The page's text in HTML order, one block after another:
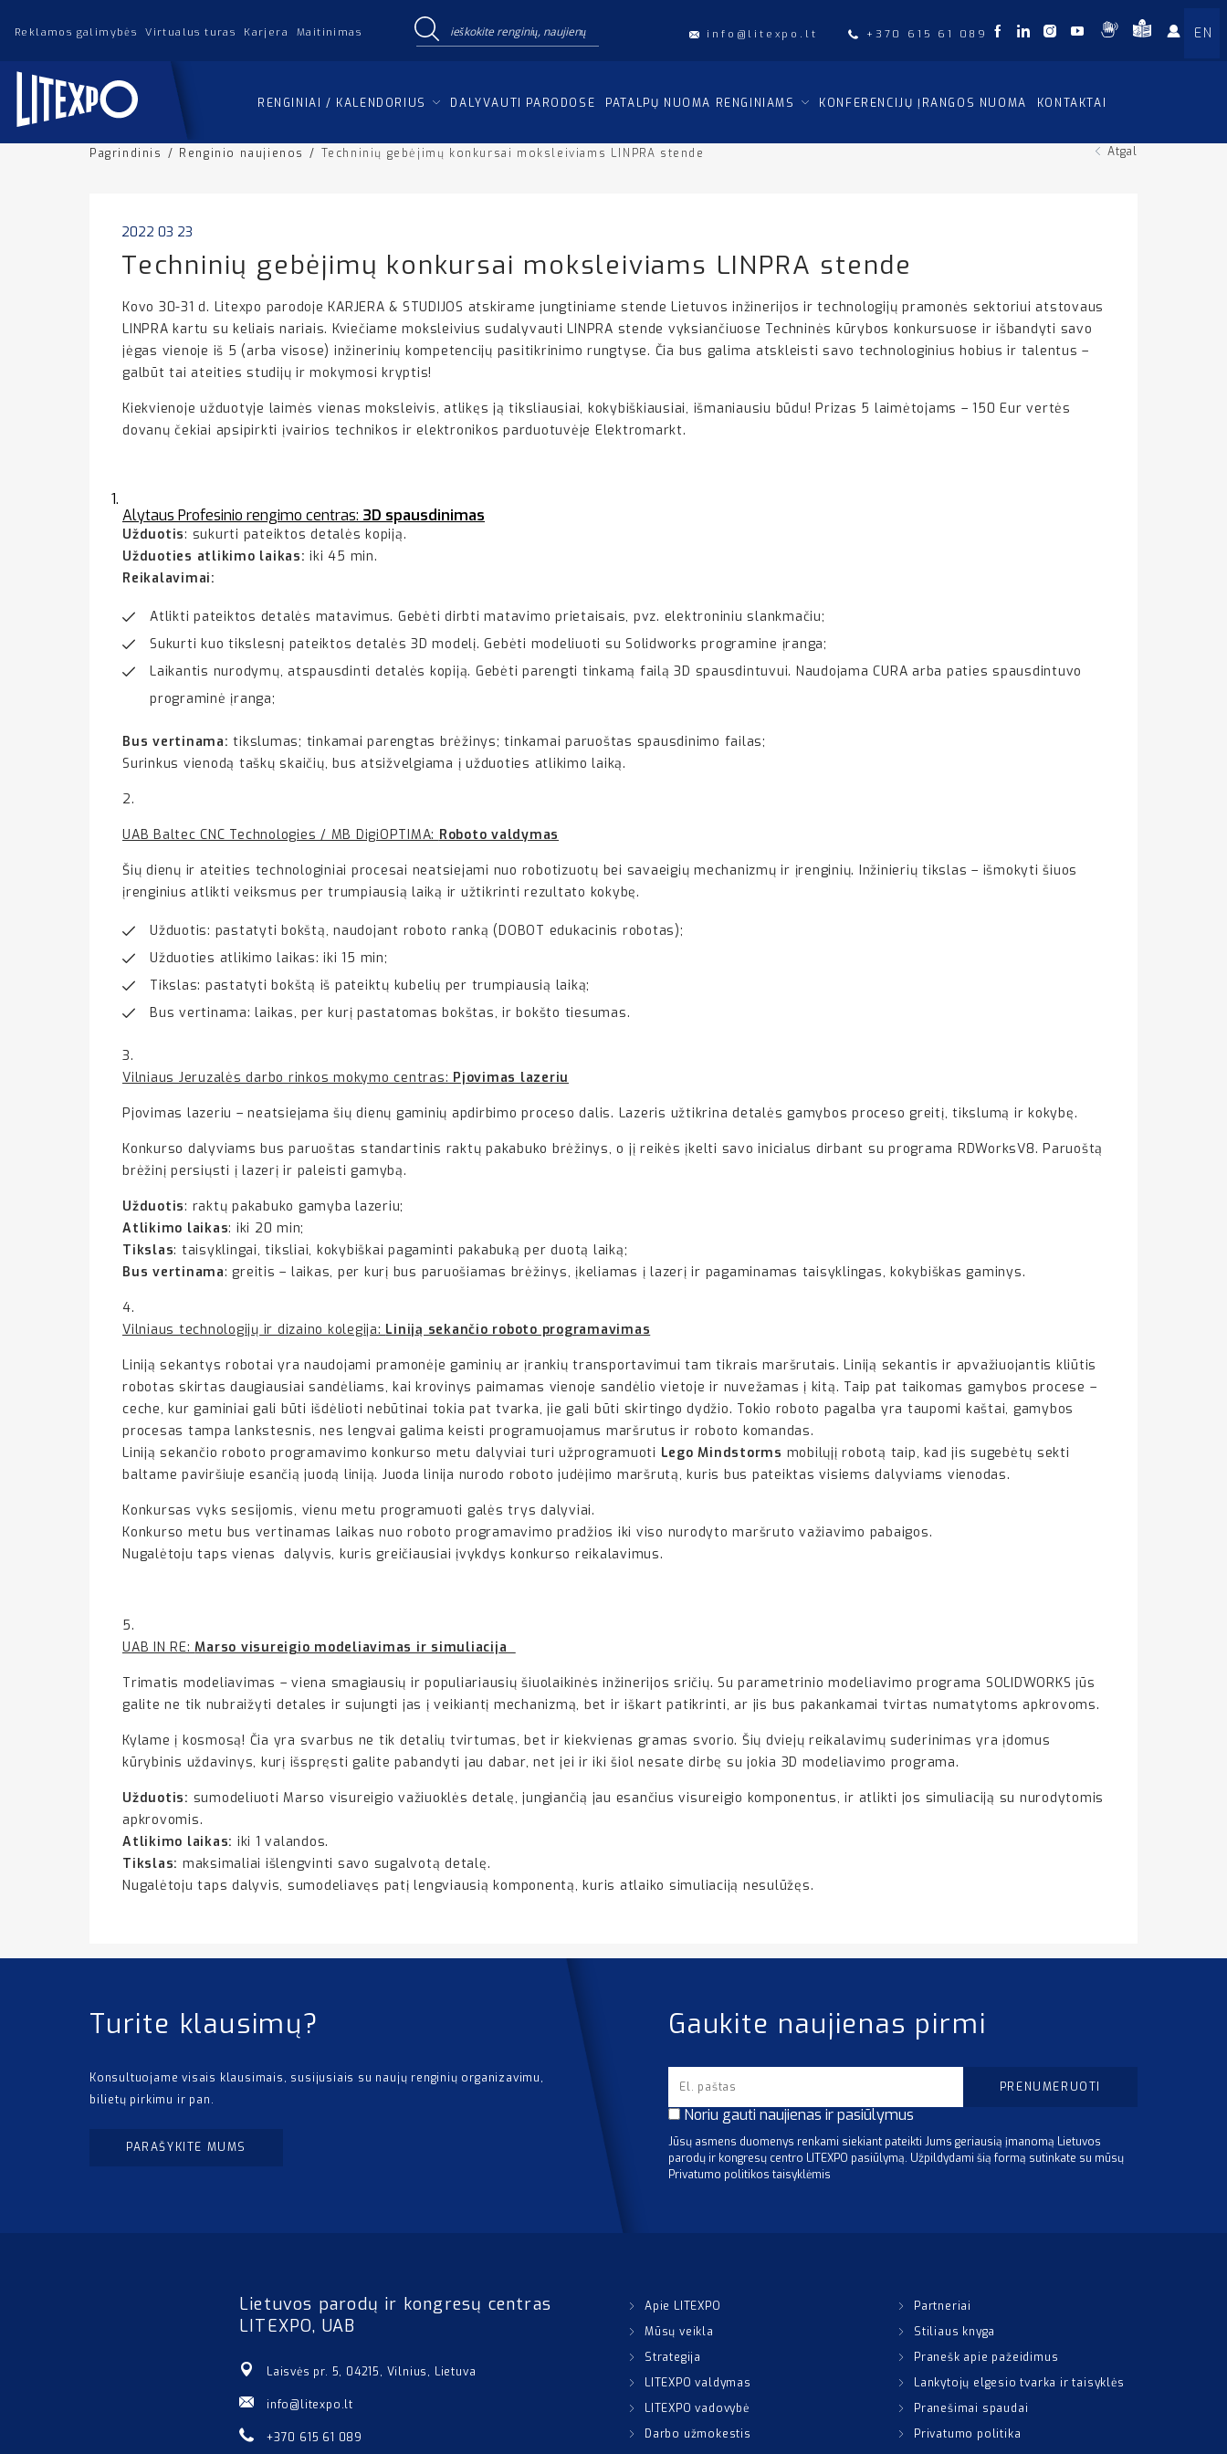
Reklamos galimybės Virtualus turas Karjera Maitinimas info@litexpo.lt +370 615 61 089 EN
RENGINIAI / KALENDORIUS DALYVAUTI PARODOSE PATALPŲ NUOMA RENGINIAMS KONFERENCIJŲ ĮRANGOS NUOMA KONTAKTAI
Pagrindinis / Renginio naujienos / Techninių gebėjimų konkursai moksleiviams LINPRA stende Atgal
2022 03 23
Techninių gebėjimų konkursai moksleiviams LINPRA stende
Kovo 30-31 d. Litexpo parodoje KARJERA & STUDIJOS atskirame jungtiniame stende Lietuvos inžinerijos ir technologijų pramonės sektoriui atstovaus
LINPRA kartu su keliais nariais. Kviečiame moksleivius sudalyvauti LINPRA stende vyksiančiuose Techninės kūrybos konkursuose ir išbandyti savo
jėgas vienoje iš 5 (arba visose) inžinerinių kompetencijų pasitikrinimo rungtyse. Čia bus galima atskleisti savo technologinius hobius ir talentus –
galbūt tai ateities studijų ir mokymosi kryptis!
Kiekvienoje užduotyje laimės vienas moksleivis, atlikęs ją tiksliausiai, kokybiškiausiai, išmaniausiu būdu! Prizas 5 laimėtojams – 150 Eur vertės
dovanų čekiai apsipirkti įvairios technikos ir elektronikos parduotuvėje Elektromarkt.
Alytaus Profesinio rengimo centras: 3D spausdinimas
Užduotis: sukurti pateiktos detalės kopiją.
Užduoties atlikimo laikas: iki 45 min.
Reikalavimai:
Atlikti pateiktos detalės matavimus. Gebėti dirbti matavimo prietaisais, pvz. elektroniniu slankmačiu;
Sukurti kuo tikslesnį pateiktos detalės 3D modelį. Gebėti modeliuoti su Solidworks programine įranga;
Laikantis nurodymų, atspausdinti detalės kopiją. Gebėti parengti tinkamą failą 3D spausdintuvui. Naudojama CURA arba paties spausdintuvo
programinė įranga;
Bus vertinama: tikslumas; tinkamai parengtas brėžinys; tinkamai paruoštas spausdinimo failas;
Surinkus vienodą taškų skaičių, bus atsižvelgiama į užduoties atlikimo laiką.
2.
UAB Baltec CNC Technologies / MB DigiOPTIMA: Roboto valdymas
Šių dienų ir ateities technologiniai procesai neatsiejami nuo robotizuotų bei savaeigių mechanizmų ir įrenginių. Inžinierių tikslas – išmokyti šiuos
įrenginius atlikti veiksmus per trumpiausią laiką ir užtikrinti rezultato kokybę.
Užduotis: pastatyti bokštą, naudojant roboto ranką (DOBOT edukacinis robotas);
Užduoties atlikimo laikas: iki 15 min;
Tikslas: pastatyti bokštą iš pateiktų kubelių per trumpiausią laiką;
Bus vertinama: laikas, per kurį pastatomas bokštas, ir bokšto tiesumas.
3.
Vilniaus Jeruzalės darbo rinkos mokymo centras: Pjovimas lazeriu
Pjovimas lazeriu – neatsiejama šių dienų gaminių apdirbimo proceso dalis. Lazeris užtikrina detalės gamybos proceso greitį, tikslumą ir kokybę.
Konkurso dalyviams bus paruoštas standartinis raktų pakabuko brėžinys, o jį reikės įkelti savo inicialus dirbant su programa RDWorksV8. Paruoštą
brėžinį persiųsti į lazerį ir paleisti gamybą.
Užduotis: raktų pakabuko gamyba lazeriu;
Atlikimo laikas: iki 20 min;
Tikslas: taisyklingai, tiksliai, kokybiškai pagaminti pakabuką per duotą laiką;
Bus vertinama: greitis – laikas, per kurį bus paruošiamas brėžinys, įkeliamas į lazerį ir pagaminamas taisyklingas, kokybiškas gaminys.
4.
Vilniaus technologijų ir dizaino kolegija: Liniją sekančio roboto programavimas
Liniją sekantys robotai yra naudojami pramonėje gaminių ar įrankių transportavimui tam tikrais maršrutais. Liniją sekantis ir apvažiuojantis kliūtis
robotas skirtas daugiausiai sandėliams, kai krovinys paimamas vienoje sandėlio vietoje ir nuvežamas į kitą. Taip pat taikomas gamybos procese –
ceche, kur gaminiai gali būti išdėlioti nebūtinai tokia pat tvarka, jie gali būti skirtingo dydžio. Tokio roboto pagalba yra taupomi kaštai, gamybos
procesas tampa lankstesnis, nes lengvai galima keisti programuojamus maršrutus ir roboto komandas.
Liniją sekančio roboto programavimo konkurso metu dalyviai turi užprogramuoti Lego Mindstorms mobilųjį robotą taip, kad jis sugebėtų sekti
baltame paviršiuje esančią juodą liniją. Juoda linija nurodo roboto judėjimo maršrutą, kuris bus pateiktas visiems dalyviams vienodas.
Konkursas vyks sesijomis, vienu metu programuoti galės trys dalyviai.
Konkurso metu bus vertinamas laikas nuo roboto programavimo pradžios iki viso nurodyto maršruto važiavimo pabaigos.
Nugalėtoju taps vienas dalyvis, kuris greičiausiai įvykdys konkurso reikalavimus.
5.
UAB IN RE:Marso visureigio modeliavimas ir simuliacija
Trimatis modeliavimas – viena smagiausių ir populiariausių šiuolaikinės inžinerijos sričių. Su parametrinio modeliavimo programa SOLIDWORKS jūs
galite ne tik nubraižyti detales ir sujungti jas į veikiantį mechanizmą, bet ir iškart patikrinti, ar jis bus pakankamai tvirtas numatytoms apkrovoms.
Kylame į kosmosą! Čia yra svarbus ne tik detalių tvirtumas, bet ir kiekvienas gramas svorio. Šių dviejų reikalavimų suderinimas yra įdomus
kūrybinis uždavinys, kurį išspręsti galite pabandyti jau dabar, net jei ir iki šiol nesate dirbę su jokia 3D modeliavimo programa.
Užduotis: sumodeliuoti Marso visureigio važiuoklės detalę, jungiančią jau esančius visureigio komponentus, ir atlikti jos simuliaciją su nurodytomis
apkrovomis.
Atlikimo laikas: iki 1 valandos.
Tikslas: maksimaliai išlengvinti savo sugalvotą detalę.
Nugalėtoju taps dalyvis, sumodeliavęs patį lengviausią komponentą, kuris atlaiko simuliaciją nesulūžęs.
Turite klausimų?
Konsultuojame visais klausimais, susijusiais su naujų renginių organizavimu,
bilietų pirkimu ir pan.
PARAŠYKITE MUMS
Gaukite naujienas pirmi
Noriu gauti naujienas ir pasiūlymus
Jūsų asmens duomenys renkami siekiant pateikti Jums geriausią įmanomą Lietuvos
parodų ir kongresų centro LITEXPO pasiūlymą. Užpildydami šią formą sutinkate su mūsų
Privatumo politikos taisyklėmis
Lietuvos parodų ir kongresų centras
LITEXPO, UAB
Laisvės pr. 5, 04215, Vilnius, Lietuva
info@litexpo.lt
+370 615 61 089
Apie LITEXPO
Mūsų veikla
Strategija
LITEXPO valdymas
LITEXPO vadovybė
Darbo užmokestis
Partneriai
Stiliaus knyga
Pranešk apie pažeidimus
Lankytojų elgesio tvarka ir taisyklės
Pranešimai spaudai
Privatumo politika